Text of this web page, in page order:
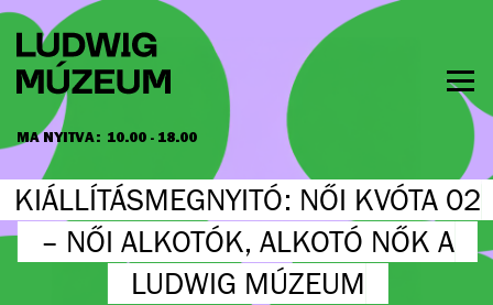
Ugrás
tartalomra
MA NYITVA: 10.00 - 18.00
NYITVATARTÁS ÉS JEGYÁRAK
KIÁLLÍTÁSMEGNYITÓ: NŐI KVÓTA 02
– NŐI ALKOTÓK, ALKOTÓ NŐK A
LUDWIG MÚZEUM